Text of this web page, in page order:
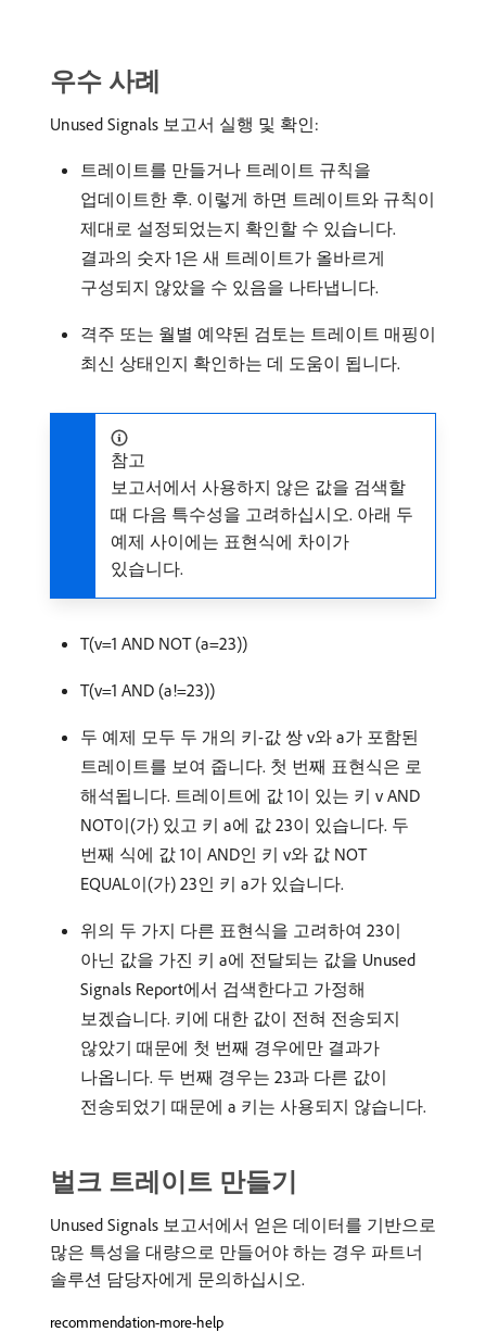
우수 사례
Unused Signals 보고서 실행 및 확인:
트레이트를 만들거나 트레이트 규칙을
업데이트한 후. 이렇게 하면 트레이트와 규칙이
제대로 설정되었는지 확인할 수 있습니다.
결과의 숫자 1은 새 트레이트가 올바르게
구성되지 않았을 수 있음을 나타냅니다.
격주 또는 월별 예약된 검토는 트레이트 매핑이
최신 상태인지 확인하는 데 도움이 됩니다.
참고
보고서에서 사용하지 않은 값을 검색할
때 다음 특수성을 고려하십시오. 아래 두
예제 사이에는 표현식에 차이가
있습니다.
T(v=1 AND NOT (a=23))
T(v=1 AND (a!=23))
두 예제 모두 두 개의 키-값 쌍 v와 a가 포함된
트레이트를 보여 줍니다. 첫 번째 표현식은 로
해석됩니다. 트레이트에 값 1이 있는 키 v AND
NOT이(가) 있고 키 a에 값 23이 있습니다. 두
번째 식에 값 1이 AND인 키 v와 값 NOT
EQUAL이(가) 23인 키 a가 있습니다.
위의 두 가지 다른 표현식을 고려하여 23이
아닌 값을 가진 키 a에 전달되는 값을 Unused
Signals Report에서 검색한다고 가정해
보겠습니다. 키에 대한 값이 전혀 전송되지
않았기 때문에 첫 번째 경우에만 결과가
나옵니다. 두 번째 경우는 23과 다른 값이
전송되었기 때문에 a 키는 사용되지 않습니다.
벌크 트레이트 만들기
Unused Signals 보고서에서 얻은 데이터를 기반으로
많은 특성을 대량으로 만들어야 하는 경우 파트너
솔루션 담당자에게 문의하십시오.
recommendation-more-help